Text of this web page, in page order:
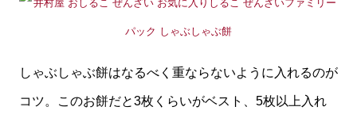
しゃぶしゃぶ餅はなるべく重ならないように入れるのが
コツ。このお餅だと3枚くらいがベスト、5枚以上入れ